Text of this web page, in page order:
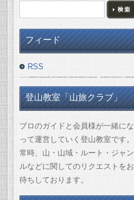
フィード
RSS
登山教室「山旅クラブ」
プロのガイドと会員様が一緒にな
って運営していく登山教室です。
常時、山・山域・ルート・ジャン
ルなどに関してのリクエストをお
待ちしております。